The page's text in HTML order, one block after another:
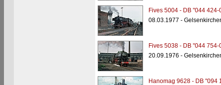
Fives 5004 - DB "044 424-
08.03.1977 -
Fives 5038 - DB "044 754-
20.09.1976 -
Hanomag 9628 - DB "094